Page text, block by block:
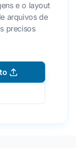
e o layout
arquivos de
precisos